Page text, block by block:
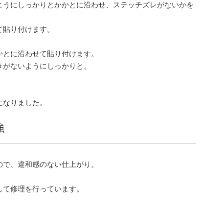
にしっかりとかかとに沿わせ、ステッチズレがないかを
り付けます。
に沿わせて貼り付けます。
ないようにしっかりと。
りました。
、違和感のない仕上がり。
修理を行っています。